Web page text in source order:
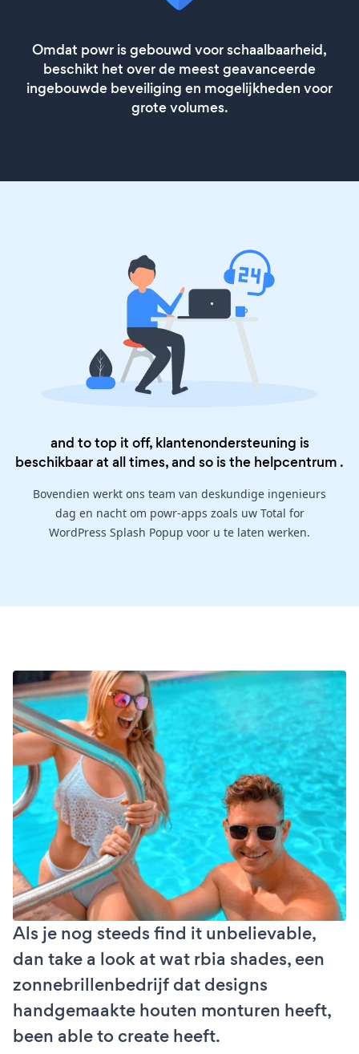
Omdat powr is gebouwd voor schaalbaarheid,
beschikt het over de meest geavanceerde
ingebouwde beveiliging en mogelijkheden voor
grote volumes.
and to top it off, klantenondersteuning is
beschikbaar at all times, and so is the helpcentrum .
Bovendien werkt ons team van deskundige ingenieurs
dag en nacht om powr-apps zoals uw Total for
WordPress Splash Popup voor u te laten werken.
Als je nog steeds find it unbelievable,
dan take a look at wat rbia shades, een
zonnebrillenbedrijf dat designs
handgemaakte houten monturen heeft,
been able to create heeft.